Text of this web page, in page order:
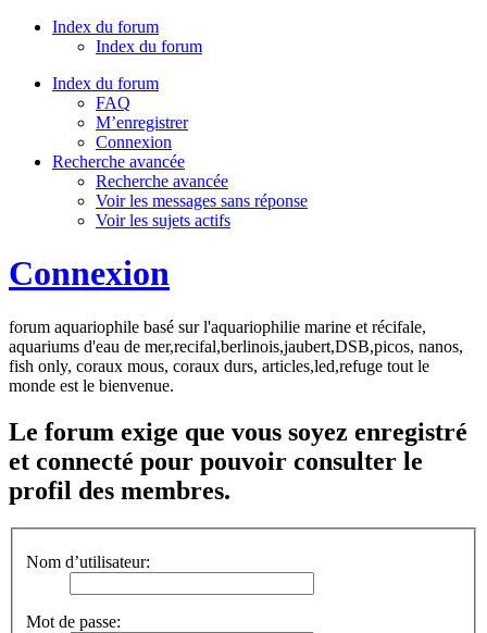
Index du forum
Index du forum
Index du forum
FAQ
M’enregistrer
Connexion
Recherche avancée
Recherche avancée
Voir les messages sans réponse
Voir les sujets actifs
Connexion
forum aquariophile basé sur l'aquariophilie marine et récifale,
aquariums d'eau de mer,recifal,berlinois,jaubert,DSB,picos, nanos,
fish only, coraux mous, coraux durs, articles,led,refuge tout le
monde est le bienvenue.
Le forum exige que vous soyez enregistré
et connecté pour pouvoir consulter le
profil des membres.
Nom d’utilisateur:
Mot de passe: